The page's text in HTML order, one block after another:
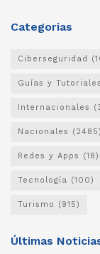
Categorias
Ciberseguridad
Guías y Tutoriales
Internacionales
Nacionales (2485)
Redes y Apps (18)
Tecnología (100)
Turismo (915)
Últimas